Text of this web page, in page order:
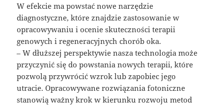
W efekcie ma powstać nowe narzędzie
diagnostyczne, które znajdzie zastosowanie w
opracowywaniu i ocenie skuteczności terapii
genowych i regeneracyjnych chorób oka.
– W dłuższej perspektywie nasza technologia może
przyczynić się do powstania nowych terapii, które
pozwolą przywrócić wzrok lub zapobiec jego
utracie. Opracowywane rozwiązania fotoniczne
stanowią ważny krok w kierunku rozwoju metod